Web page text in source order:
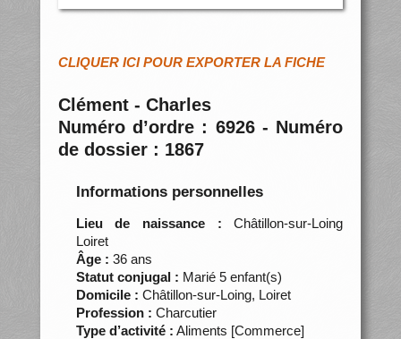
CLIQUER ICI POUR EXPORTER LA FICHE
Clément - Charles
Numéro d’ordre : 6926 - Numéro
de dossier : 1867
Informations personnelles
Lieu de naissance : Châtillon-sur-Loing
Loiret
Âge : 36 ans
Statut conjugal : Marié 5 enfant(s)
Domicile : Châtillon-sur-Loing, Loiret
Profession : Charcutier
Type d’activité : Aliments [Commerce]